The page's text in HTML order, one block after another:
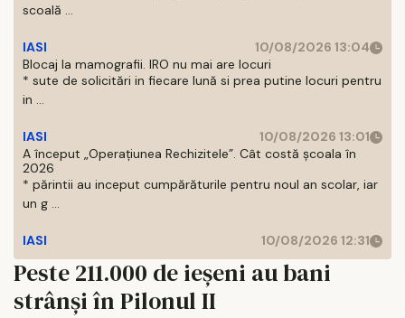
scoală ...
IASI
10/08/2026 13:04
Blocaj la mamografii. IRO nu mai are locuri
* sute de solicitări in fiecare lună si prea putine locuri pentru
in ...
IASI
10/08/2026 13:01
A început „Operațiunea Rechizitele”. Cât costă școala în
2026
* părintii au inceput cumpărăturile pentru noul an scolar, iar
un g ...
IASI 10/08/2026 12:31
Peste 211.000 de ieșeni au bani
strânși în Pilonul II